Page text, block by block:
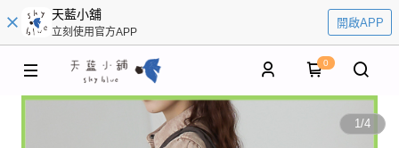
天藍小舖
立刻使用官方APP
開啟APP
0
1/4